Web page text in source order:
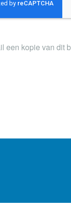
een kopie van dit